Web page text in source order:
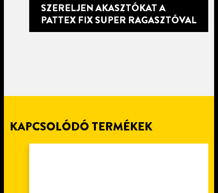
SZERELJEN AKASZTÓKAT A
PATTEX FIX SUPER RAGASZTÓVAL
KAPCSOLÓDÓ TERMÉKEK